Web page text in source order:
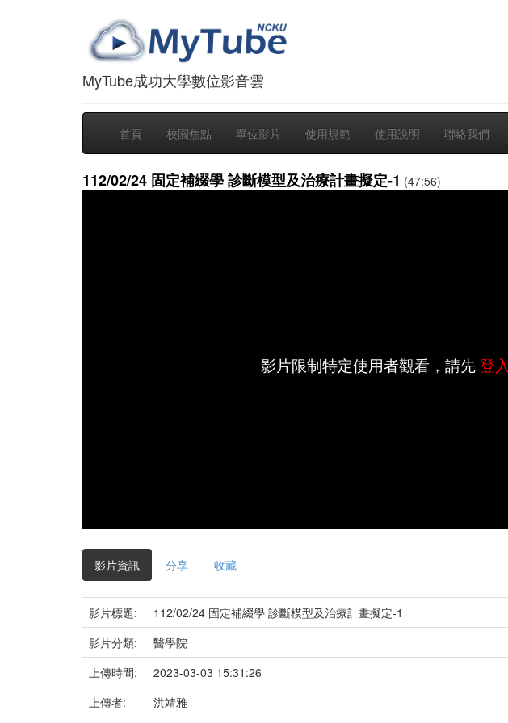
MyTube成功大學數位影音雲
首頁 校園焦點 單位影片 使用規範 使用說明 聯絡我們
112/02/24 固定補綴學 診斷模型及治療計畫擬定-1 (47:56)
影片限制特定使用者觀看，請先登入
影片資訊 分享 收藏
影片標題:
112/02/24 固定補綴學 診斷模型及治療計畫擬定-1
影片分類:
醫學院
上傳時間:
2023-03-03 15:31:26
上傳者:
洪靖雅